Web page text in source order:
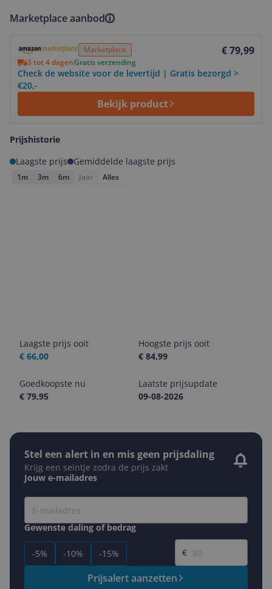
Marketplace aanbod
Marketplace € 79,99
3 tot 4 dagenGratis verzending
Check de website voor de levertijd | Gratis bezorgd >
€20,-
Bekijk product
Prijshistorie
Laagste prijs
Gemiddelde laagste prijs
1m 3m 6m Jaar Alles
Laagste prijs ooit
€ 66,00
Hoogste prijs ooit
€ 84,99
Goedkoopste nu
€ 79,95
Laatste prijsupdate
09-08-2026
Stel een alert in en mis geen prijsdaling
Krijg een seintje zodra de prijs zakt
Jouw e-mailadres
Gewenste daling of bedrag
-5% -10% -15%
Gewenste prijs
€
Prijsalert aanzetten